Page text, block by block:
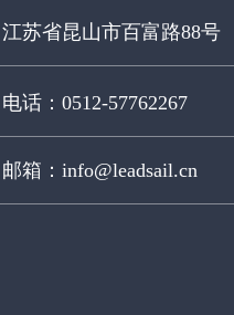
江苏省昆山市百富路88号
电话：0512-57762267
邮箱：info@leadsail.cn